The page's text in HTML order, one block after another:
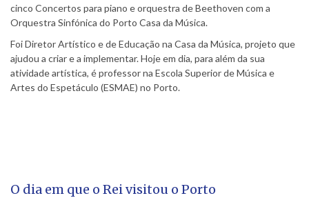
cinco Concertos para piano e orquestra de Beethoven com a
Orquestra Sinfónica do Porto Casa da Música.
Foi Diretor Artístico e de Educação na Casa da Música, projeto que
ajudou a criar e a implementar. Hoje em dia, para além da sua
atividade artística, é professor na Escola Superior de Música e
Artes do Espetáculo (ESMAE) no Porto.
O dia em que o Rei visitou o Porto